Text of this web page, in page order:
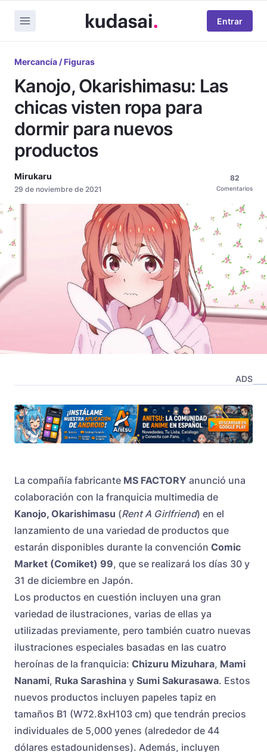
Entrar
Mercancía / Figuras
Kanojo, Okarishimasu: Las
chicas visten ropa para
dormir para nuevos
productos
Mirukaru
29 de noviembre de 2021
82
Comentarios
ADS
La compañía fabricante MS FACTORY anunció una
colaboración con la franquicia multimedia de
Kanojo, Okarishimasu (Rent A Girlfriend) en el
lanzamiento de una variedad de productos que
estarán disponibles durante la convención Comic
Market (Comiket) 99, que se realizará los días 30 y
31 de diciembre en Japón.
Los productos en cuestión incluyen una gran
variedad de ilustraciones, varias de ellas ya
utilizadas previamente, pero también cuatro nuevas
ilustraciones especiales basadas en las cuatro
heroínas de la franquicia: Chizuru Mizuhara, Mami
Nanami, Ruka Sarashina y Sumi Sakurasawa. Estos
nuevos productos incluyen papeles tapiz en
tamaños B1 (W72.8xH103 cm) que tendrán precios
individuales de 5,000 yenes (alrededor de 44
dólares estadounidenses). Además, incluyen